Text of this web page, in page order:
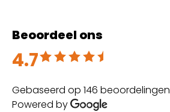
Beoordeel ons
4.7
Beoordeeld met 4.7 uit 5
Gebaseerd op 146 beoordelingen
Powered by